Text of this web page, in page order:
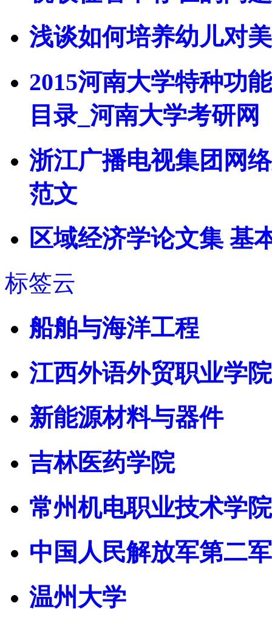
浅谈如何培养幼儿对
2015河南大学特种功
目录_河南大学考研网
浙江广播电视集团网
范文
区域经济学论文集 基
标签云
船舶与海洋工程
江西外语外贸职业学院
新能源材料与器件
吉林医药学院
常州机电职业技术学院
中国人民解放军第二
温州大学